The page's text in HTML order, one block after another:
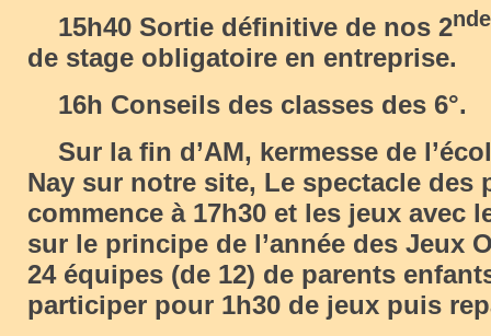
15h40 Sortie définitive de nos 2nde
de stage obligatoire en entreprise.
16h Conseils des classes des 6°.
Sur la fin d’AM, kermesse de
Nay sur notre site, Le spectacle des
commence à 17h30 et les jeux avec
sur le principe de l’année des Jeux
24 équipes (de 12) de parents
participer pour 1h30 de jeux puis